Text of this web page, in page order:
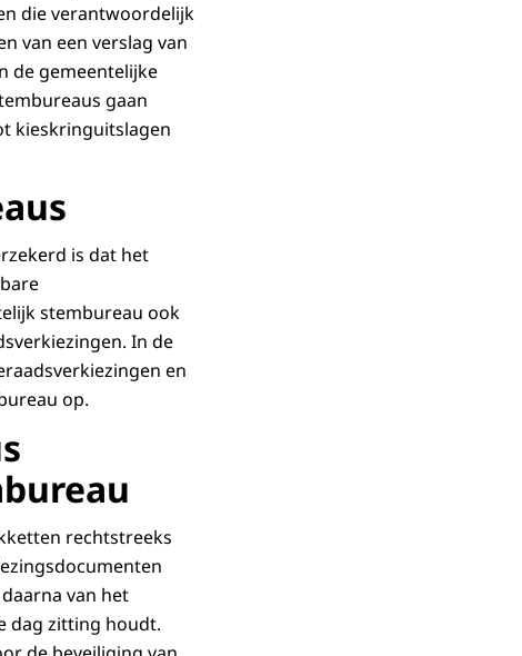
die verantwoordelijk
van een verslag van
de gemeentelijke
gaan
kieskringuitslagen
is dat het
stembureau ook
In de
en
op.
rechtstreeks
van het
dag zitting houdt.